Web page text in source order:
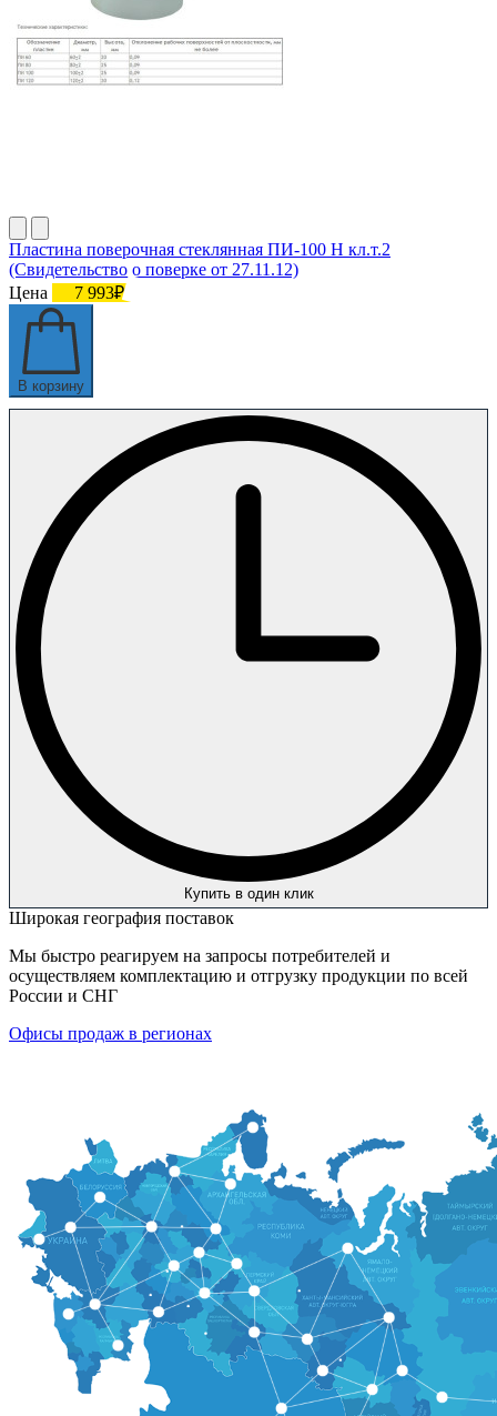
Пластина поверочная стеклянная ПИ-100 Н кл.т.2
(Свидетельство о поверке от 27.11.12)
Цена
7 993₽
В корзину
Купить в один клик
Широкая география поставок
Мы быстро реагируем на запросы потребителей и
осуществляем комплектацию и отгрузку продукции по всей
России и СНГ
Офисы продаж в регионах